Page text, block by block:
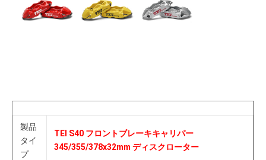
製品
タイ
プ
TEI S40 フロントブレーキキャリパー
345/355/378x32mm ディスクローター